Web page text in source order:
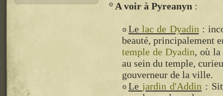
A voir à Pyreanyn
Lelac de Dyadin :
beauté, principalement
temple de Dyadin, où
au sein du temple,
gouverneur de la ville.
Le jardin d'Addin :